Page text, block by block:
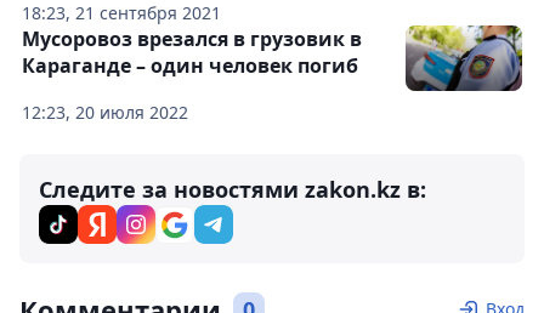
18:23, 21 сентября 2021
12:23, 20 июля 2022
Мусоровоз врезался в грузовик в
Караганде – один человек погиб
Следите за новостями zakon.kz в: